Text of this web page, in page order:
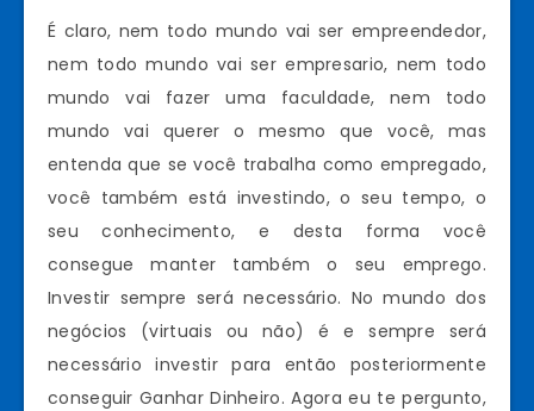
É claro, nem todo mundo vai ser empreendedor,
nem todo mundo vai ser empresario, nem todo
mundo vai fazer uma faculdade, nem todo
mundo vai querer o mesmo que você, mas
entenda que se você trabalha como empregado,
você também está investindo, o seu tempo, o
seu conhecimento, e desta forma você
consegue manter também o seu emprego.
Investir sempre será necessário. No mundo dos
negócios (virtuais ou não) é e sempre será
necessário investir para então posteriormente
conseguir Ganhar Dinheiro. Agora eu te pergunto,